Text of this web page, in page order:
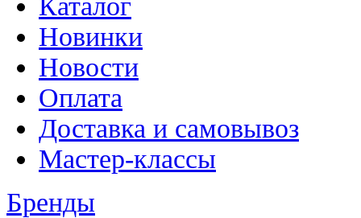
Новинки
Новости
Оплата
Доставка и самовывоз
Мастер-классы
Бренды